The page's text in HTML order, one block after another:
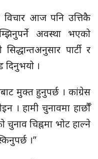
विचार आज पनि उत्तिकै
अवस्था भएको
पार्टी र
दिनुभयो ।
मुक्त हुनुपर्छ । कांग्रेस
। हामी चुनावमा हार्छौँ
चिह्नमा भोट हाल्ने
।”